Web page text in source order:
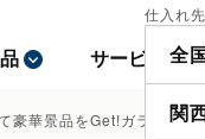
サービス
仕入れ
全
関
豪華景品をGet!ガラポン
サービス
仕入れ
全
関